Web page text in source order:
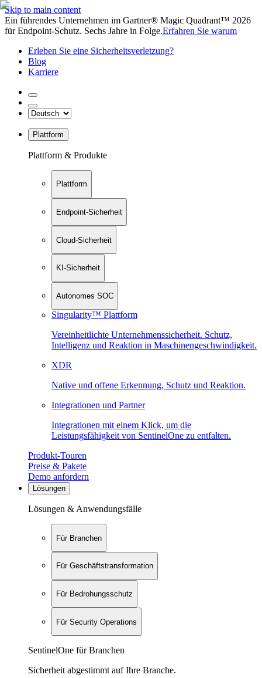
Skip to main content
Ein führendes Unternehmen im Gartner® Magic Quadrant™ 2026
für Endpoint-Schutz. Sechs Jahre in Folge.Erfahren Sie warum
Erleben Sie eine Sicherheitsverletzung?
Blog
Karriere
Plattform
Plattform & Produkte
Plattform
Endpoint-Sicherheit
Cloud-Sicherheit
KI-Sicherheit
Autonomes SOC
Singularity™ Plattform
Vereinheitlichte Unternehmenssicherheit. Schutz,
Intelligenz und Reaktion in Maschinen­geschwindigkeit.
XDR
Native und offene Erkennung, Schutz und Reaktion.
Integrationen und Partner
Integrationen mit einem Klick, um die
Leistungsfähigkeit von SentinelOne zu entfalten.
Produkt-Touren
Preise & Pakete
Demo anfordern
Lösungen
Lösungen & Anwendungsfälle
Für Branchen
Für Geschäftstransformation
Für Bedrohungsschutz
Für Security Operations
SentinelOne für Branchen
Sicherheit abgestimmt auf Ihre Branche.